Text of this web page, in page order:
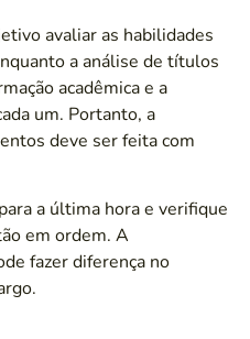
avaliar as habilidades
a análise de títulos
acadêmica e a
um. Portanto, a
deve ser feita com
a última hora e verifique
em ordem. A
fazer diferença no